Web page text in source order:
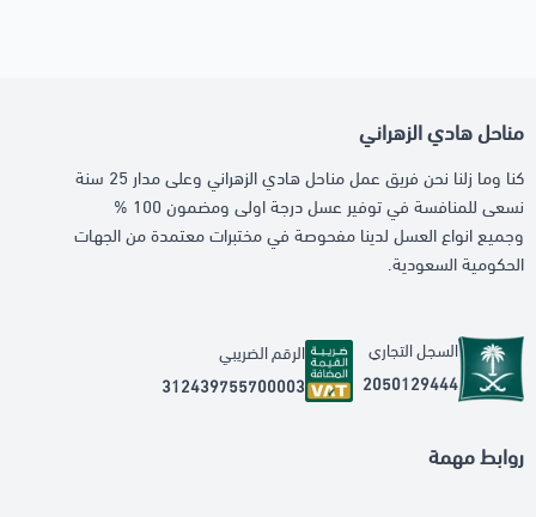
مناحل هادي الزهراني
كنا وما زلنا نحن فريق عمل مناحل هادي الزهراني وعلى مدار 25 سنة
نسعى للمنافسة في توفير عسل درجة اولى ومضمون 100 %
وجميع انواع العسل لدينا مفحوصة في مختبرات معتمدة من الجهات
الحكومية السعودية.
السجل التجاري
2050129444
الرقم الضريبي
312439755700003
روابط مهمة